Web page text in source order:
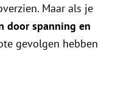
Maar als je
door spanning en
gevolgen hebben